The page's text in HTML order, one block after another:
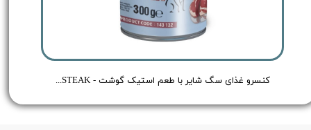
کنسرو غذای سگ شایر با طعم استیک گوشت - Shayer BEEF FRESH STEAK - وزن 300 گرم